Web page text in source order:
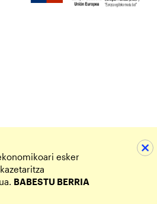
esker
BABESTU BERRIA